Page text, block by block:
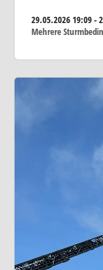
29.05.202619:09 -
Mehrere